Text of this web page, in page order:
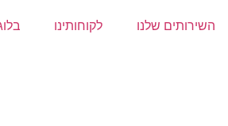
השירותים שלנו לקוחותינו